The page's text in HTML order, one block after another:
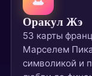
Оракул Жэ
53 карты
Марселем
символикой и